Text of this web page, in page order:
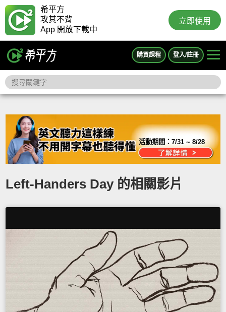
希平方
攻其不背
App 開放下載中
立即使用
購買課程 登入/註冊
活動期間：7/31 ~ 8/28
Left-Handers Day 的相關影片